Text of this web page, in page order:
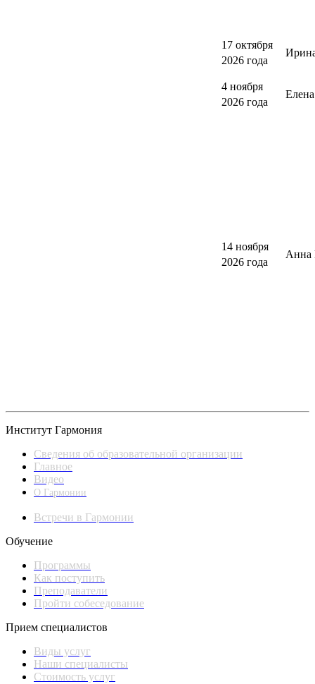
17 октября
2026 года
4 ноября
2026 года
14 ноября
2026 года
Анна
Институт Гармония
Сведения об образовательной организации
Главное
Видео
О Гармонии
Встречи в Гармонии
Обучение
Программы
Как поступить
Преподаватели
Пройти собеседование
Прием специалистов
Виды услуг
Наши специалисты
Стоимость услуг